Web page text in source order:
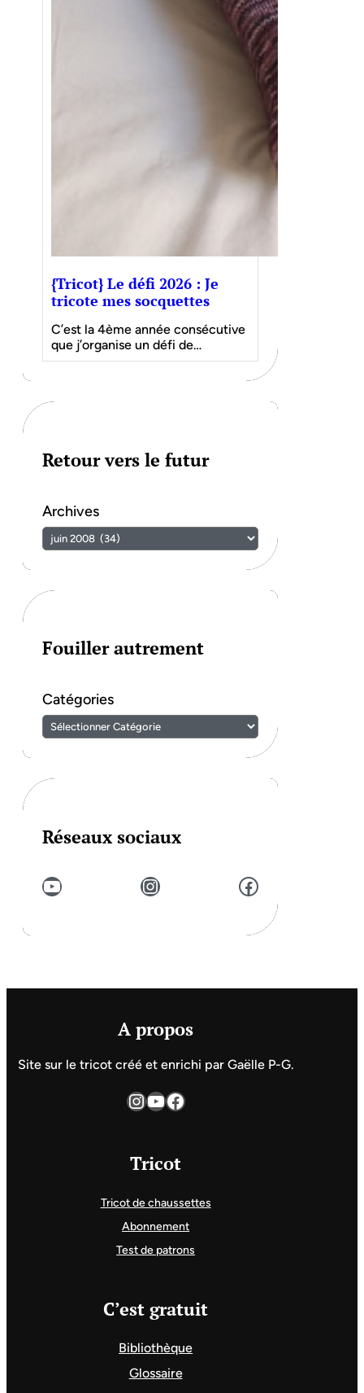
{Tricot} Le défi 2026 : Je
tricote mes socquettes
C’est la 4ème année consécutive
que j’organise un défi de…
Retour vers le futur
Archives
Fouiller autrement
Catégories
Réseaux sociaux
YouTube Instagram Facebook
A propos
Site sur le tricot créé et enrichi par Gaëlle P-G.
InstagramYouTube Facebook
Tricot
Tricot de chaussettes
Abonnement
Test de patrons
C’est gratuit
Bibliothèque
Glossaire